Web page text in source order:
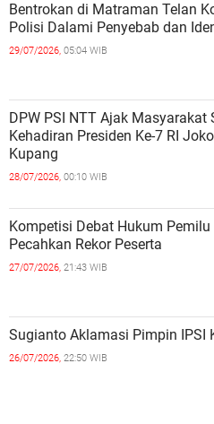
Bentrokan di Matraman Telan
Polisi Dalami Penyebab dan
29/07/2026, 05:04 WIB
DPW PSI NTT Ajak Masyarakat
Kehadiran Presiden Ke-7 RI
Kupang
28/07/2026, 00:10 WIB
Kompetisi Debat Hukum
Pecahkan Rekor Peserta
27/07/2026, 21:43 WIB
Sugianto Aklamasi Pimpin IPSI
26/07/2026, 22:50 WIB